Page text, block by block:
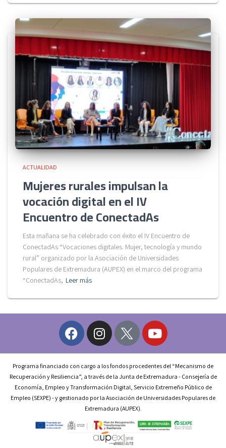
ACTUALIDAD
Mujeres rurales impulsan la
vocación digital en el IV
Encuentro de ConectadAs
Esta mañana se ha celebrado con éxito el IV Encuentro de
ConectadAs “Vocaciones digitales. Mujer, tecnología y mundo
rural” organizado por la Asociación de Universidades
Populares de Extremadura (AUPEX) en el marco del programa
“ConectadAs, Leer más
Programa financiado con cargo a los fondos procedentes del “Mecanismo de
Recuperación y Resiliencia”, a través de la Junta de Extremadura - Consejería de
Economía, Empleo y Transformación Digital, Servicio Extremeño Público de
Empleo (SEXPE) - y gestionado por la Asociación de Universidades Populares de
Extremadura (AUPEX).